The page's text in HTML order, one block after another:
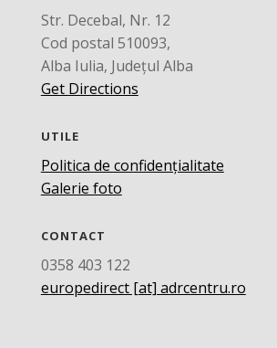
Str. Decebal, Nr. 12
Cod postal 510093,
Alba Iulia, Județul Alba
Get Directions
UTILE
Politica de confidențialitate
Galerie foto
CONTACT
0358 403 122
europedirect [at] adrcentru.ro